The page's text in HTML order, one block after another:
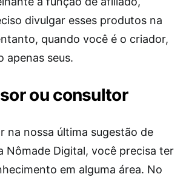
divulgar esses produtos na
quando você é o criador,
apenas seus.
ou consultor
na nossa última sugestão de
Nômade Digital, você precisa ter
em alguma área. No